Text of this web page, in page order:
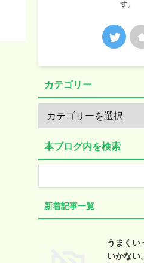
す。
カテゴリー
本ブログ内を検索
新着記事一覧
うまくい
いかない。